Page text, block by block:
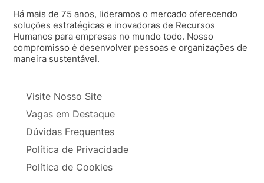
Há mais de 75 anos, lideramos o mercado oferecendo
soluções estratégicas e inovadoras de Recursos
Humanos para empresas no mundo todo. Nosso
compromisso é desenvolver pessoas e organizações de
maneira sustentável.
Visite Nosso Site
Vagas em Destaque
Dúvidas Frequentes
Política de Privacidade
Política de Cookies